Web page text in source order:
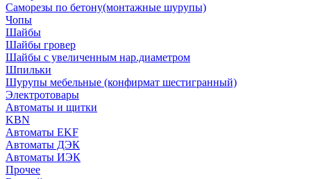
Саморезы по бетону(монтажные шурупы)
Чопы
Шайбы
Шайбы гровер
Шайбы с увеличенным нар.диаметром
Шпильки
Шурупы мебельные (конфирмат шестигранный)
Электротовары
Автоматы и щитки
KBN
Автоматы EKF
Автоматы ДЭК
Автоматы ИЭК
Прочее